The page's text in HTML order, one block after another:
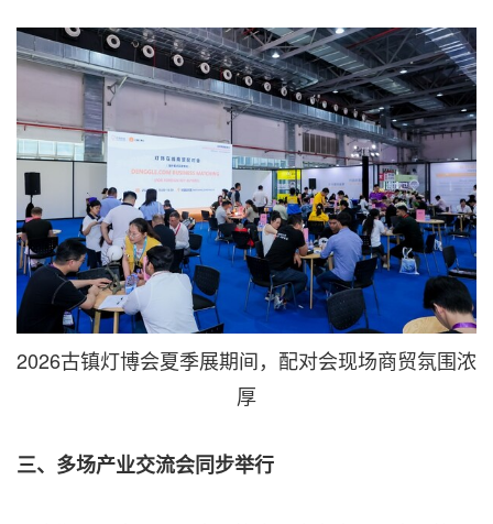
2026古镇灯博会夏季展期间，配对会现场商贸氛围浓
厚
三、多场产业交流会同步举行